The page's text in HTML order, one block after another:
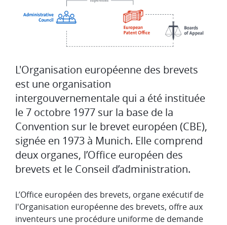
L'Organisation européenne des brevets
est une organisation
intergouvernementale qui a été instituée
le 7 octobre 1977 sur la base de la
Convention sur le brevet européen (CBE),
signée en 1973 à Munich. Elle comprend
deux organes, l’Office européen des
brevets et le Conseil d’administration.
L’Office européen des brevets, organe exécutif de
l'Organisation européenne des brevets, offre aux
inventeurs une procédure uniforme de demande